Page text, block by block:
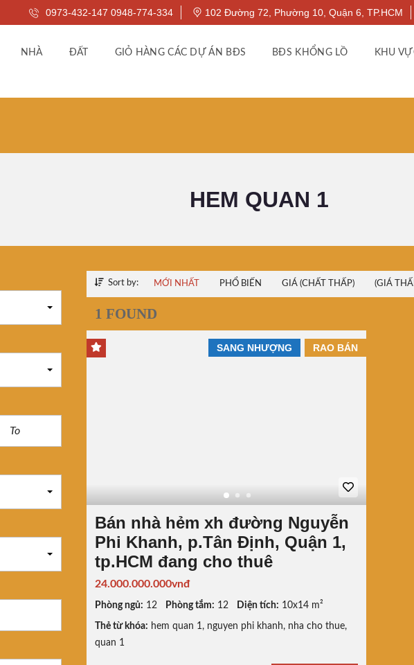
0973-432-147 0948-774-334 102 Đường 72, Phường 10, Quận 6, TP.HCM
NHÀ ĐẤT GIỎ HÀNG CÁC DỰ ÁN BĐS BĐS KHỔNG LỒ KHU
HEM QUAN 1
Sort by: MỚI NHẤT PHỔ BIẾN GIÁ (CHẤT THẤP) (GIÁ
1 FOUND
RAO BÁN
SANG NHƯỢNG
Bán nhà hẻm xh đường Nguyễn
Phi Khanh, p.Tân Định, Quận 1,
tp.HCM đang cho thuê
24.000.000.000vnđ
Phòng ngủ: 12 Phòng tắm: 12 Diện tích: 10x14 m²
Thẻ từ khóa: hem quan 1, nguyen phi khanh, nha cho thue,
quan 1